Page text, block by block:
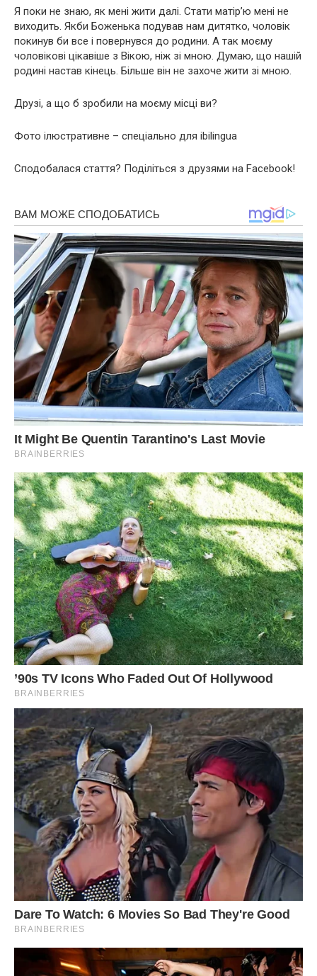
Я поки не знаю, як мені жити далі. Стати матір’ю мені не
виходить. Якби Боженька подував нам дитятко, чоловік
покинув би все і повернувся до родини. А так моєму
чоловікові цікавіше з Вікою, ніж зі мною. Думаю, що нашій
родині настав кінець. Більше він не захоче жити зі мною.
Друзі, а що б зробили на моєму місці ви?
Фото ілюстративне – спеціально для ibilingua
Сподобалася стаття? Поділіться з друзями на Facebook!